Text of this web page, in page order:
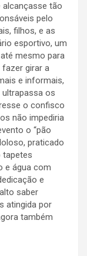
alcançasse tão
pelo
filhos, e as
esportivo, um
mesmo para
girar a
e informais,
os
o confisco
não impediria
o “pão
praticado
tapetes
e água com
e
saber
atingida por
também